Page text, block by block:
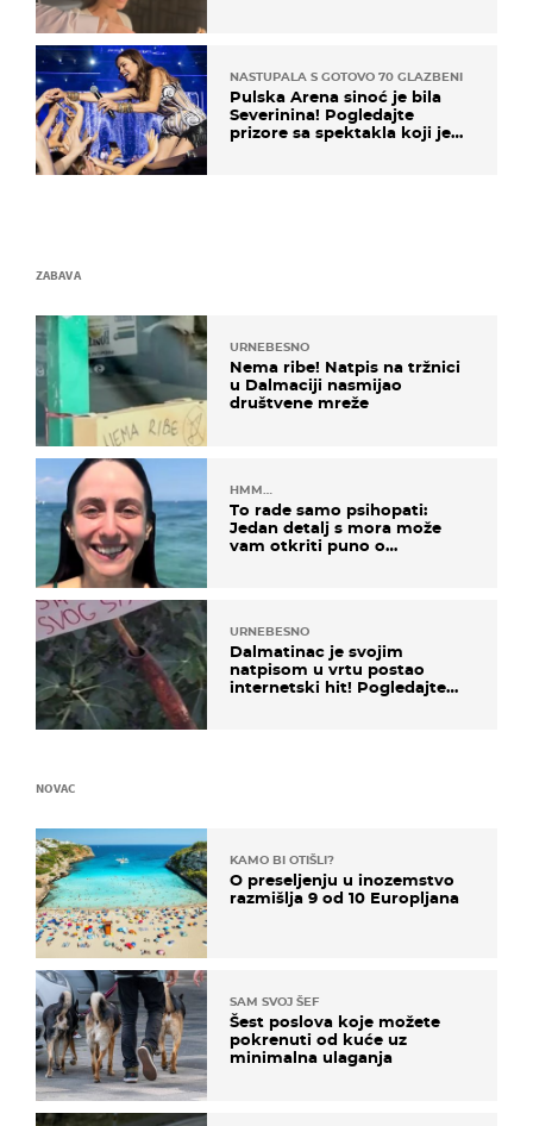
NASTUPALA S GOTOVO 70 GLAZBENIKA
Pulska Arena sinoć je bila
Severinina! Pogledajte
prizore sa spektakla koji je
ZABAVA
URNEBESNO
Nema ribe! Natpis na tržnici
u Dalmaciji nasmijao
društvene mreže
HMM…
To rade samo psihopati:
Jedan detalj s mora može
vam otkriti puno o
URNEBESNO
Dalmatinac je svojim
natpisom u vrtu postao
internetski hit! Pogledajte
NOVAC
KAMO BI OTIŠLI?
O preseljenju u inozemstvo
razmišlja 9 od 10 Europljana
SAM SVOJ ŠEF
Šest poslova koje možete
pokrenuti od kuće uz
minimalna ulaganja